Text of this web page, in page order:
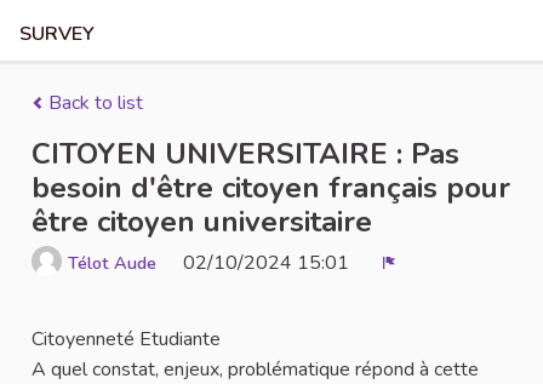
SURVEY
Back to list
CITOYEN UNIVERSITAIRE : Pas
besoin d'être citoyen français pour
être citoyen universitaire
Télot Aude 02/10/2024 15:01
Citoyenneté Etudiante
A quel constat, enjeux, problématique répond à cette